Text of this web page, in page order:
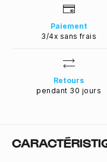
Paiement
3/4x sans frais
Retours
pendant 30 jours